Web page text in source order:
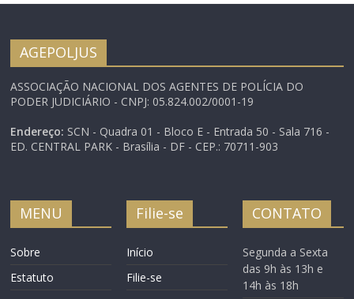
AGEPOLJUS
ASSOCIAÇÃO NACIONAL DOS AGENTES DE POLÍCIA DO
PODER JUDICIÁRIO - CNPJ: 05.824.002/0001-19
Endereço: SCN - Quadra 01 - Bloco E - Entrada 50 - Sala 716 -
ED. CENTRAL PARK - Brasília - DF - CEP.: 70711-903
MENU
Sobre
Estatuto
Filie-se
Início
Filie-se
CONTATO
Segunda a Sexta
das 9h às 13h e
14h às 18h